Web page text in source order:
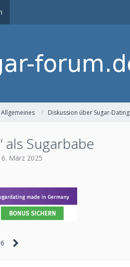
Allgemeines Diskussion über Sugar-Dating
als Sugarbabe
6. März 2025
6